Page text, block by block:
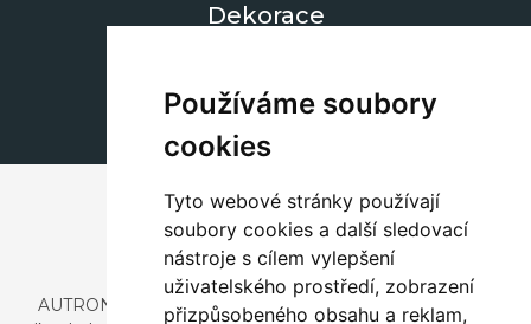
Používáme soubory
cookies
Tyto webové stránky používají
soubory cookies a další sledovací
nástroje s cílem vylepšení
uživatelského prostředí, zobrazení
přizpůsobeného obsahu a reklam,
Dekorace
AUTRONIC, s.r.o. je společnost zabývající se dovozem a